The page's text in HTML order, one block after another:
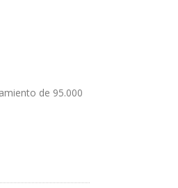
de 95.000